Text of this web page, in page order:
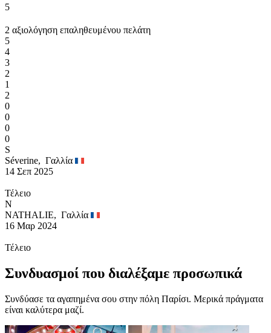
5
2 αξιολόγηση επαληθευμένου πελάτη
5
4
3
2
1
2
0
0
0
0
S
Séverine, Γαλλία
14 Σεπ 2025
Τέλειο
N
NATHALIE, Γαλλία
16 Μαρ 2024
Τέλειο
Συνδυασμοί που διαλέξαμε προσωπικά
Συνδύασε τα αγαπημένα σου στην πόλη Παρίσι. Μερικά πράγματα
είναι καλύτερα μαζί.